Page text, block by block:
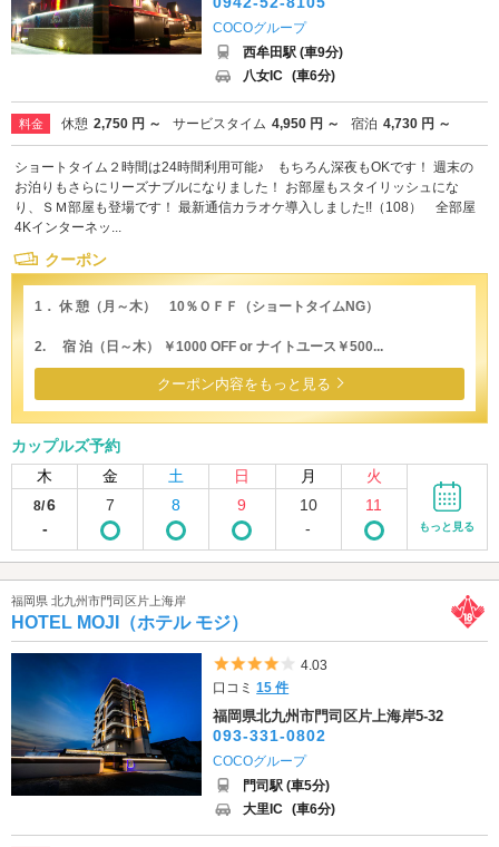
COCOグループ
西牟田駅 (車9分)
八女IC (車6分)
料金 休憩 2,750 円 ～ サービスタイム 4,950 円 ～ 宿泊 4,730 円 ～
ショートタイム２時間は24時間利用可能♪ もちろん深夜もOKです！ 週末の
お泊りもさらにリーズナブルになりました！ お部屋もスタイリッシュにな
り、ＳＭ部屋も登場です！ 最新通信カラオケ導入しました!!（108） 全部屋
4Kインターネッ...
クーポン
1． 休 憩（月～木） 10％ＯＦＦ（ショートタイムNG）
2. 宿 泊（日～木） ￥1000 OFF or ナイトユース￥500...
クーポン内容をもっと見る
カップルズ予約
木
金 土 日 月 火
8/6
-
7 8 9
10
-
11
もっと見る
福岡県 北九州市門司区片上海岸
HOTEL MOJI（ホテル モジ）
5つ星のうち4
4.03
口コミ15 件
福岡県北九州市門司区片上海岸5-32
093-331-0802
COCOグループ
門司駅 (車5分)
大里IC (車6分)